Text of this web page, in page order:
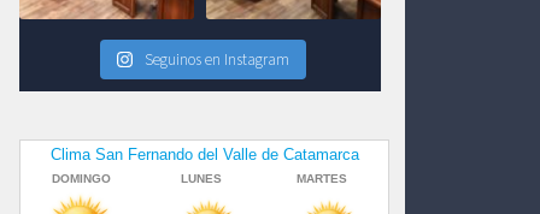
Seguinos en Instagram